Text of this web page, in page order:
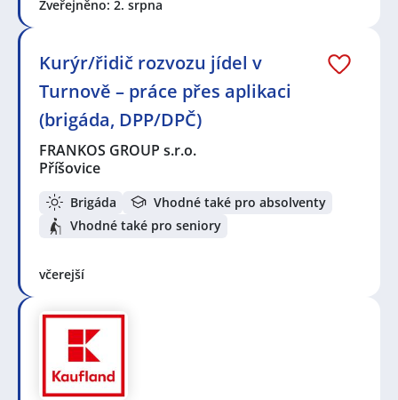
Zveřejněno: 2. srpna
Kurýr/řidič rozvozu jídel v
Turnově – práce přes aplikaci
(brigáda, DPP/DPČ)
FRANKOS GROUP s.r.o.
Příšovice
Brigáda
Vhodné také pro absolventy
Vhodné také pro seniory
včerejší